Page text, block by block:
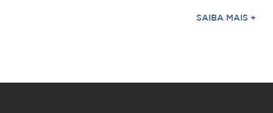
SAIBA MAIS +